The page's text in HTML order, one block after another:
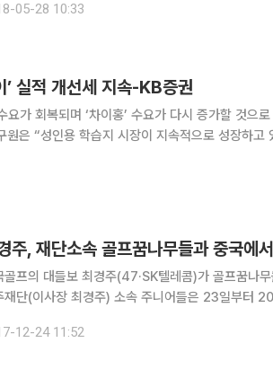
도시락 이용 방법과 통인 시장의 대표적인 가게들을
05-28 10:33
’ 실적 개선세 지속-KB증권
가 회복되며 ‘차이홍’ 수요가 다시 증가할 것으
주, 재단소속 골프꿈나무들과 중국에
골프의 대들보 최경주(47·SK텔레콤)가 골프꿈나무
재단(이사장 최경주) 소속 주니어들은 23일부터
되는 최경주재단의 동계훈련은 5년 전부터 중국 광
12-24 11:52